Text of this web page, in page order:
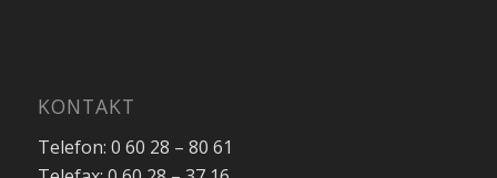
KONTAKT
Telefon: 0 60 28 – 80 61